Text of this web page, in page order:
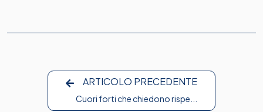
ARTICOLO PRECEDENTE
Cuori forti che chiedono rispe...